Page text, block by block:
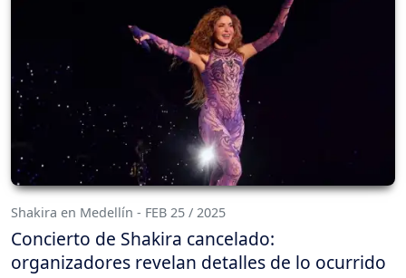
Shakira en Medellín - FEB 25 / 2025
Concierto de Shakira cancelado:
organizadores revelan detalles de lo ocurrido